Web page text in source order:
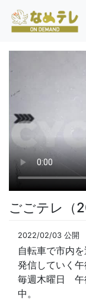
ごごテレ（
2022/02/03 公開
自転車で市内
発信していく午
毎週木曜日 午
中。